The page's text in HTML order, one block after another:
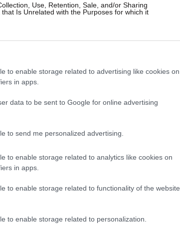
Use, Retention, Sale, and/or Sharing
Is Unrelated with the Purposes for which it
to enable storage related to advertising like cookies on
in apps.
data to be sent to Google for online advertising
to send me personalized advertising.
to enable storage related to analytics like cookies on
in apps.
to enable storage related to functionality of the website
to enable storage related to personalization.